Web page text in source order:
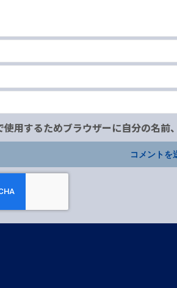
用するためブラウザーに自分の名前